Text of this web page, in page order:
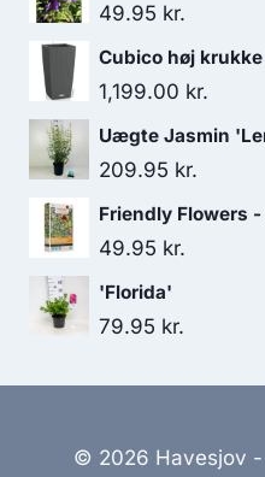
49.95 kr.
Cubico høj
1,199.00 kr.
Uægte Jasmin
209.95 kr.
Friendly Flowers
49.95 kr.
'Florida'
79.95 kr.
© 2026 Havesjov